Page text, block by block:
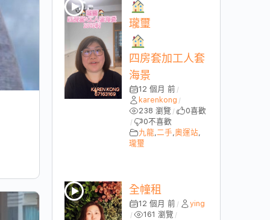
瓏璽
四房套加工人套
海景
12 個月 前 /
karenkong /
238 瀏覽 / 0喜歡
/ 0不喜歡
九龍,二手,奧運站,
瓏璽
全幢租
12 個月 前 / ying
/ 161 瀏覽 /